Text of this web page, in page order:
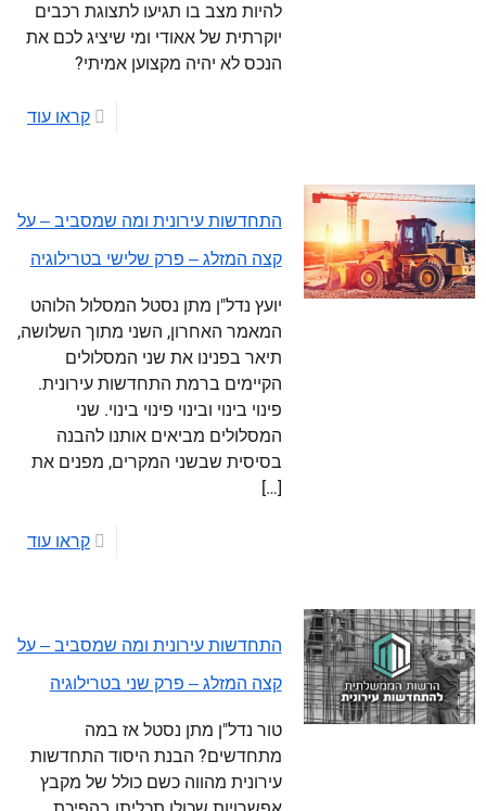
להיות מצב בו תגיעו לתצוגת רכבים
יוקרתית של אאודי ומי שיציג לכם את
הנכס לא יהיה מקצוען אמיתי?
קראו עוד
התחדשות עירונית ומה שמסביב – על
קצה המזלג – פרק שלישי בטרילוגיה
יועץ נדל"ן מתן נסטל המסלול הלוהט
המאמר האחרון, השני מתוך השלושה,
תיאר בפנינו את שני המסלולים
הקיימים ברמת התחדשות עירונית.
פינוי בינוי ובינוי פינוי בינוי. שני
המסלולים מביאים אותנו להבנה
בסיסית שבשני המקרים, מפנים את
[…]
קראו עוד
התחדשות עירונית ומה שמסביב – על
קצה המזלג – פרק שני בטרילוגיה
טור נדל"ן מתן נסטל אז במה
מתחדשים? הבנת היסוד התחדשות
עירונית מהווה כשם כולל של מקבץ